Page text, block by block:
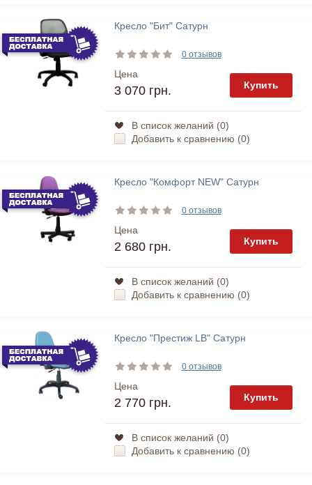
Кресло "Бит" Сатурн
0 отзывов
Цена
3 070 грн. Купить
В список желаний (0)
Добавить к сравнению (0)
Кресло "Комфорт NEW" Сатурн
0 отзывов
Цена
2 680 грн. Купить
В список желаний (0)
Добавить к сравнению (0)
Кресло "Престиж LB" Сатурн
0 отзывов
Цена
2 770 грн. Купить
В список желаний (0)
Добавить к сравнению (0)